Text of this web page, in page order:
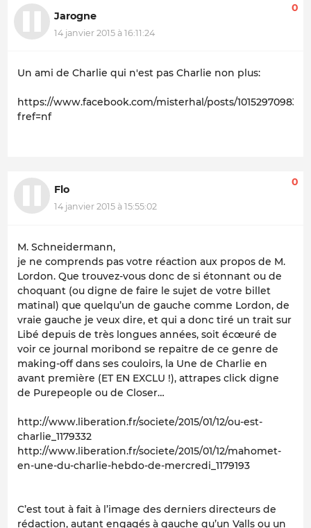
Jarogne
14 janvier 2015 à 16:11:24
0
Un ami de Charlie qui n'est pas Charlie non plus:
https://www.facebook.com/misterhal/posts/
fref=nf
Flo
14 janvier 2015 à 15:55:02
0
M. Schneidermann,
je ne comprends pas votre réaction aux propos de M.
Lordon. Que trouvez-vous donc de si étonnant ou de
choquant (ou digne de faire le sujet de votre billet
matinal) que quelqu’un de gauche comme Lordon, de
vraie gauche je veux dire, et qui a donc tiré un trait sur
Libé depuis de très longues années, soit écœuré de
voir ce journal moribond se repaitre de ce genre de
making-offdans ses couloirs, la Une de Charlie en
avant première (ET EN EXCLU !), attrapes click digne
de Purepeople ou de Closer…
http://www.liberation.fr/societe/2015/01/12/ou-est-
charlie_1179332
http://www.liberation.fr/societe/2015/01/12/mahomet-
en-une-du-charlie-hebdo-de-mercredi_1179193
C’est tout à fait à l’image des derniers directeurs de
rédaction, autant engagés à gauche qu’un Valls ou un